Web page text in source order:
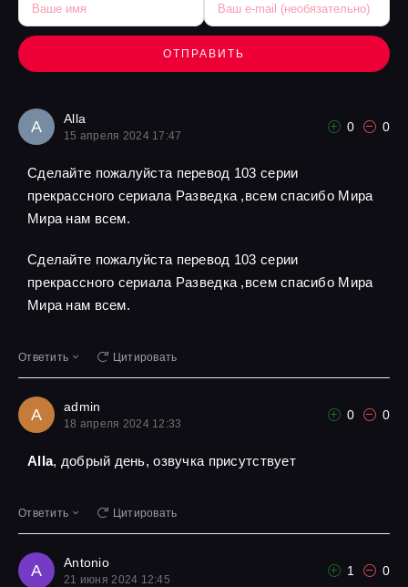
ОТПРАВИТЬ
A Alla
15 апреля 2024 17:47
0 0
Сделайте пожалуйста перевод 103 серии
прекрассного сериала Разведка ,всем спасибо Мира
Мира нам всем.
Сделайте пожалуйста перевод 103 серии
прекрассного сериала Разведка ,всем спасибо Мира
Мира нам всем.
Ответить Цитировать
A admin
18 апреля 2024 12:33
0 0
Alla, добрый день, озвучка присутствует
Ответить Цитировать
A Antonio
21 июня 2024 12:45
1 0